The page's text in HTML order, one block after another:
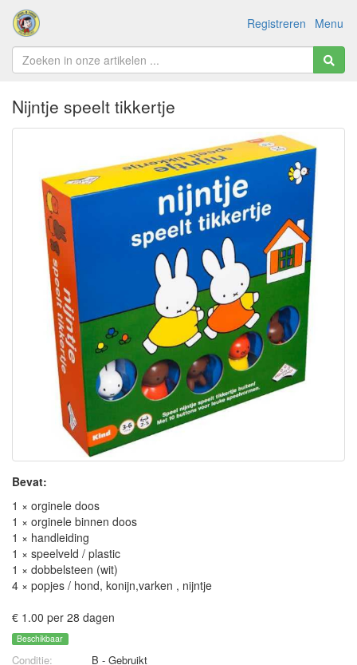
Menu
Registreren
Nijntje speelt tikkertje
Bevat:
1 × orginele doos
1 × orginele binnen doos
1 × handleiding
1 × speelveld / plastic
1 × dobbelsteen (wit)
4 × popjes / hond, konijn,varken , nijntje
€ 1.00 per 28 dagen
Beschikbaar
Conditie:
B - Gebruikt